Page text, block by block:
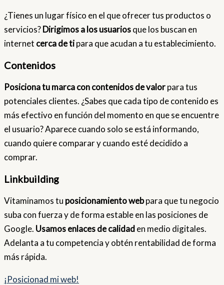
¿Tienes un lugar físico en el que ofrecer tus productos o
servicios?Dirigimos a los usuariosque los buscan en
internet cerca de tipara que acudan a tu establecimiento.
Contenidos
Posiciona tu marca con contenidos de valorpara tus
potenciales clientes. ¿Sabes que cada tipo de contenido es
más efectivo en función del momento en que se encuentre
el usuario? Aparece cuando solo se está informando,
cuando quiere comparar y cuando esté decidido a
comprar.
Linkbuilding
Vitaminamos tu posicionamiento webpara que tu negocio
suba con fuerza y de forma estable en las posiciones de
Google. Usamos enlaces de calidad en medio digitales.
Adelanta a tu competencia y obtén rentabilidad de forma
más rápida.
¡Posicionad mi web!